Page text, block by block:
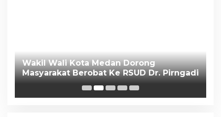
Wakil Wali Kota Medan Dorong
Masyarakat Berobat Ke RSUD Dr. Pirngadi